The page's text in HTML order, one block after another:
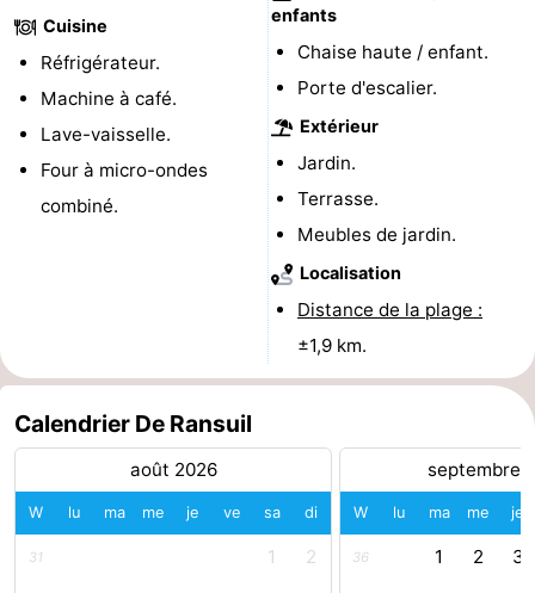
Fermes
-
Terrains
jeux
-
Visites
Faire
-
Cuisine
Réfrigérateur.
Machine à café.
Lave-vaisselle.
Four à micro-ondes
combiné.
enfants
Chaise haute / enfant.
Porte d'escalier.
Extérieur
Jardin.
Terrasse.
Meubles de jardin.
Localisation
Distance de la plage :
±1,9 km.
Calendrier De Ransuil
août 2026
W lu ma me je ve sa di
31 1 2
septembre
W lu ma me je
36 1 2 3